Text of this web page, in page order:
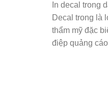
In decal trong
Decal trong là
thẩm mỹ đặc
điệp quảng